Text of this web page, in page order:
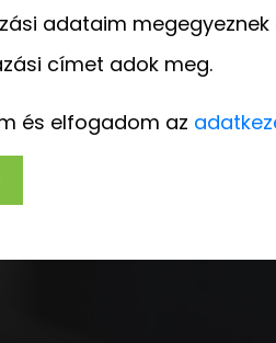
adataim
címet adok meg.
és elfogadom az